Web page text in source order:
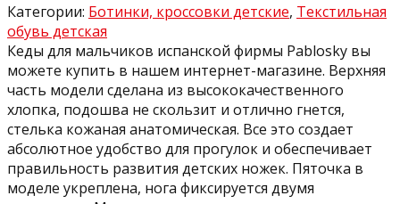
Категории: Ботинки, кроссовки детские, Текстильная
обувь детская
Кеды для мальчиков испанской фирмы Pablosky вы
можете купить в нашем интернет-магазине. Верхняя
часть модели сделана из высококачественного
хлопка, подошва не скользит и отлично гнется,
стелька кожаная анатомическая. Все это создает
абсолютное удобство для прогулок и обеспечивает
правильность развития детских ножек. Пяточка в
моделе укреплена, нога фиксируется двумя